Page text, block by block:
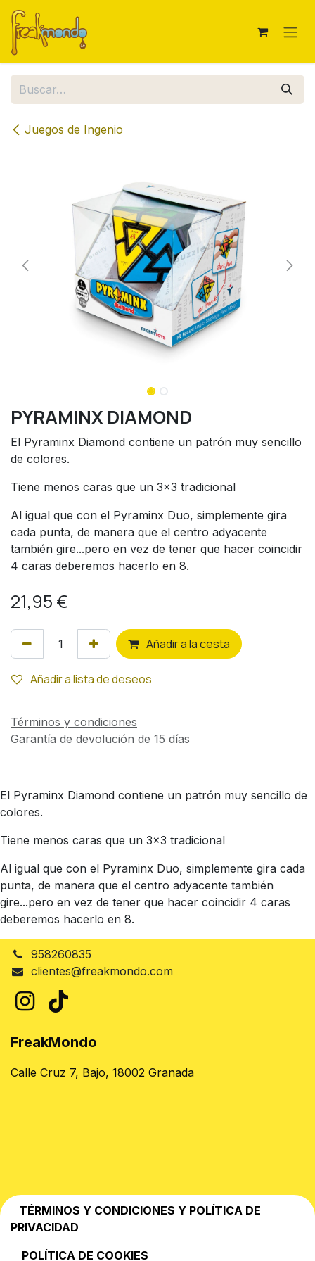
Ir al contenido
Juegos de Ingenio
PYRAMINX DIAMOND
El Pyraminx Diamond contiene un patrón muy sencillo
de colores.
Tiene menos caras que un 3x3 tradicional
Al igual que con el Pyraminx Duo, simplemente gira
cada punta, de manera que el centro adyacente
también gire...pero en vez de tener que hacer coincidir
4 caras deberemos hacerlo en 8.
21,95 €
Añadir a la cesta
Añadir a lista de deseos
Términos y condiciones
Garantía de devolución de 15 días
El Pyraminx Diamond contiene un patrón muy sencillo de
colores.
Tiene menos caras que un 3x3 tradicional
Al igual que con el Pyraminx Duo, simplemente gira cada
punta, de manera que el centro adyacente también
gire...pero en vez de tener que hacer coincidir 4 caras
deberemos hacerlo en 8.
958260835
clientes@freakmondo.com
FreakMondo
Calle Cruz 7, Bajo, 18002 Granada
TÉRMINOS Y CONDICIONES Y POLÍTICA DE
PRIVACIDAD
POLÍTICA DE COOKIES